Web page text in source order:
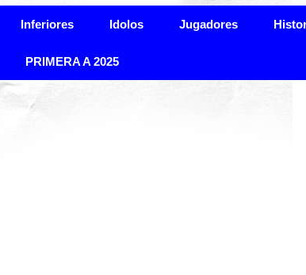
Inferiores Idolos Jugadores
PRIMERA A 2025